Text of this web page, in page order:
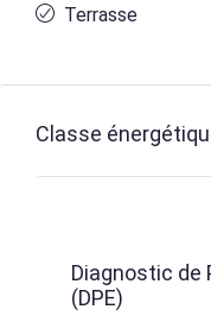
Terrasse
Classe
Diagnostic de
(DPE)